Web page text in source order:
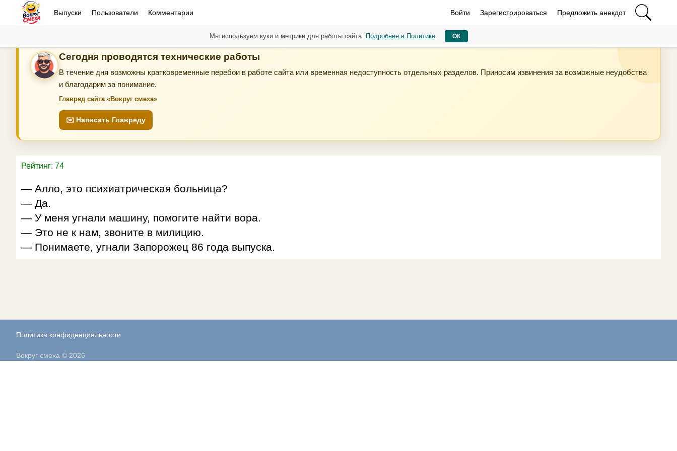
Выпуски Пользователи Комментарии Войти Зарегистрироваться Предложить анекдот
Сегодня проводятся технические работы
В течение дня возможны кратковременные перебои в работе сайта или временная недоступность отдельных разделов. Приносим извинения за возможные неудобства
и благодарим за понимание.
Главред сайта «Вокруг смеха»
✉️ Написать Главреду
Рейтинг: 74
— Алло, это психиатрическая больница?
— Да.
— У меня угнали машину, помогите найти вора.
— Это не к нам, звоните в милицию.
— Понимаете, угнали Запорожец 86 года выпуска.
Политика конфиденциальности
Мы используем куки и метрики для работы сайта. Подробнее в Политике. ОК
Вокруг смеха © 2026